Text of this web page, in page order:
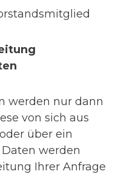
werden nur dann
von sich aus
über ein
werden
Ihrer Anfrage